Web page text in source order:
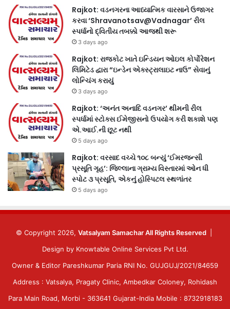
Rajkot: વડનગરના આધ્યાત્મિક વારસાને ઉજાગર
કરવા ‘Shravanotsav@Vadnagar’ રીલ
સ્પર્ધાનો દ્વિતીય તબક્કો આજથી શરૂ
3 days ago
Rajkot: રાજકોટ ખાતે ઇન્ડિયન ઓઇલ કોર્પોરેશન
લિમિટેડ દ્વારા “ઇન્ડેન એક્સ્ટ્રાલાઇટ નાઉ” સેવાનું
લોન્ચિંગ કરાયું
3 days ago
Rajkot: ‘અનંત અનાદિ વડનગર’ થીમની રીલ
સ્પર્ધામાં સ્ટોક્સ ઈમેજીસનો ઉપયોગ કરી શકાશે પણ
એ.આઈ.ની છૂટ નથી
5 days ago
Rajkot: વરસાદ વચ્ચે ૧૦૮ બન્યું ‘ઈમરજન્સી
પ્રસૂતિ ગૃહ’: જિલ્લાના ગ્રામ્ય વિસ્તારમાં ઓન ધી
સ્પોટ ૩ પ્રસૂતિ, એકનું હોસ્પિટલ સ્થળાંતર
5 days ago
© Copyright 2026, Vatsalyam Samachar All Rights Reserved
Design by Knowtable Online Services Pvt Ltd.
Owner & Editor Pareshkumar Paria RNI No. GUJGUJ/2021/84659
Address : Vatsalya, Pragaty Clinic, Ambedkar Coloney, Rohidash
Para Main Road, Morbi - 363641 Gujarat-India Mobile : 8732918183